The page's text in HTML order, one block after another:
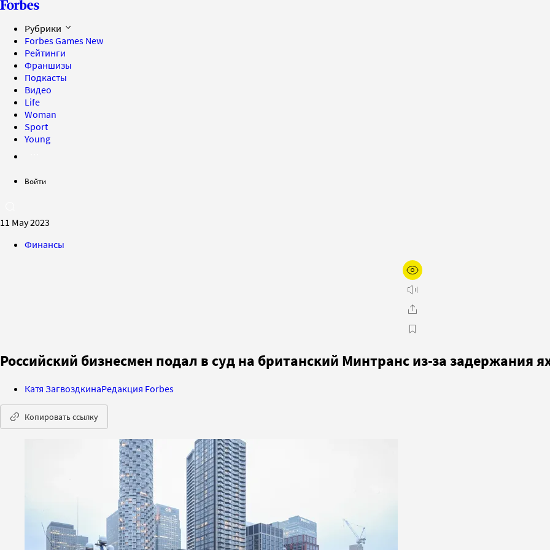
Рубрики
Forbes Games New
Рейтинги
Франшизы
Подкасты
Видео
Life
Woman
Sport
Young
Войти
11 May 2023
Финансы
Российский бизнесмен подал в суд на британский Минтранс из-за задержания
Катя ЗагвоздкинаРедакция Forbes
Копировать ссылку